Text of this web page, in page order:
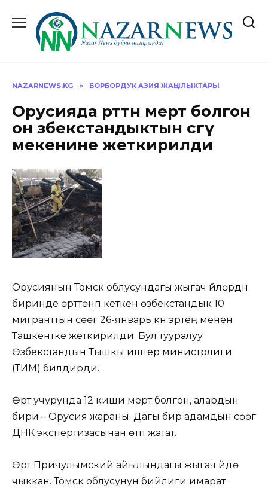
содержанию
NAZARNEWS.KG » БОРБОРДУК АЗИЯ ЖАҢЫЛЫКТАРЫ
Орусияда өрттөн мерт болгон
он өзбекстандыктын сөөгү
мекенине жеткирилди
Орусиянын Томск облусундагы жыгач үйлөрдүн
биринде өрттөнүп кеткен өзбекстандык 10
мигранттын сөөгү 26-январь күнү эртең менен
Ташкентке жеткирилди. Бул тууралуу
Өзбекстандын Тышкы иштер министрлиги
(ТИМ) билдирди.
Өрт учурунда 12 киши мерт болгон, алардын
бири – Орусия жараны. Дагы бир адамдын сөөгү
ДНК экспертизасынан өтүп жатат.
Өрт Причулымский айылындагы жыгач үйдө
чыккан. Томск облусунун бийлиги имарат